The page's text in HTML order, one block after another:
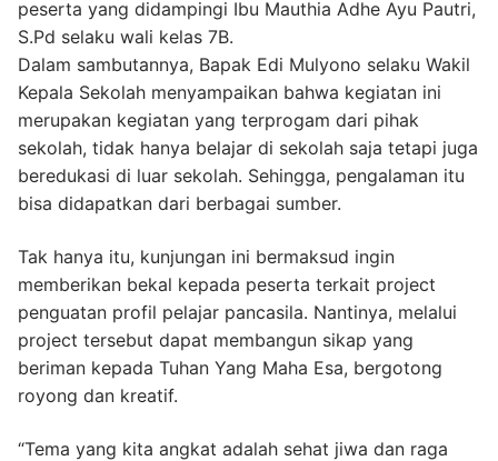
peserta yang didampingi Ibu Mauthia Adhe Ayu Pautri,
S.Pd selaku wali kelas 7B.
Dalam sambutannya, Bapak Edi Mulyono selaku Wakil
Kepala Sekolah menyampaikan bahwa kegiatan ini
merupakan kegiatan yang terprogam dari pihak
sekolah, tidak hanya belajar di sekolah saja tetapi juga
beredukasi di luar sekolah. Sehingga, pengalaman itu
bisa didapatkan dari berbagai sumber.
Tak hanya itu, kunjungan ini bermaksud ingin
memberikan bekal kepada peserta terkait project
penguatan profil pelajar pancasila. Nantinya, melalui
project tersebut dapat membangun sikap yang
beriman kepada Tuhan Yang Maha Esa, bergotong
royong dan kreatif.
“Tema yang kita angkat adalah sehat jiwa dan raga